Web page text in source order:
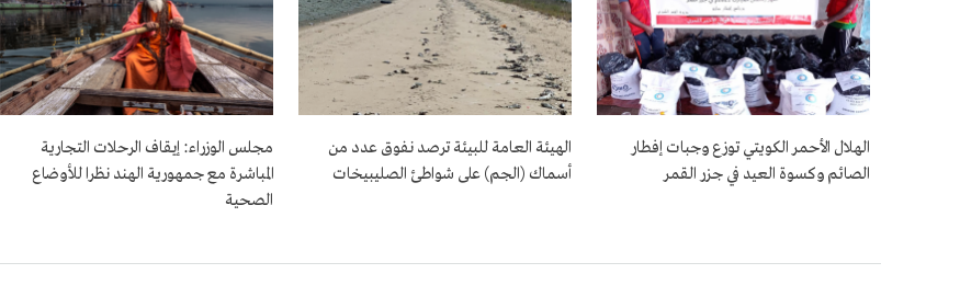
الهلال الأحمر الكويتي توزع وجبات إفطار
الصائم وكسوة العيد في جزر القمر
الهيئة العامة للبيئة ترصد نفوق عدد من
أسماك (الجم) على شواطئ الصليبيخات
مجلس الوزراء: إيقاف الرحلات التجارية
المباشرة مع جمهورية الهند نظرا للأوضاع
الصحية